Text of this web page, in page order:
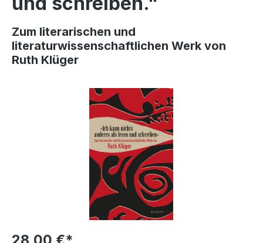
Zum literarischen und
literaturwissenschaftlichen Werk von
Ruth Klüger
Bildergalerie überspringen